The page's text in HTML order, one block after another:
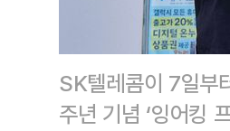
SK텔레콤이 7일
주년 기념 ‘잉어킹